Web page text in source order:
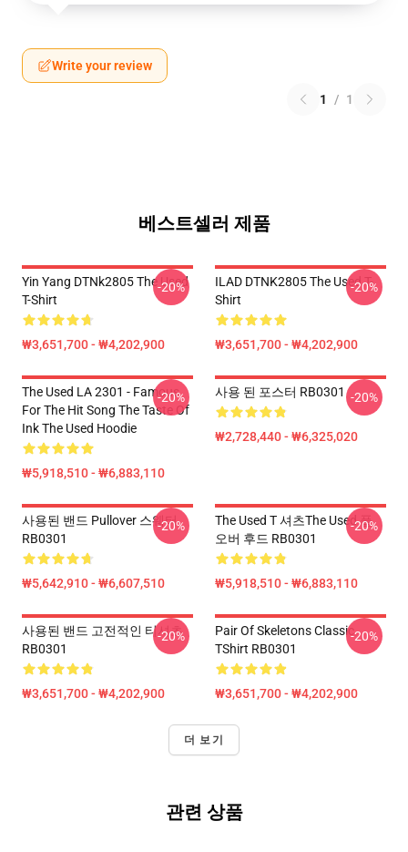
Write your review
1 / 1
베스트셀러 제품
Yin Yang DTNk2805 The Used
T-Shirt
₩3,651,700 - ₩4,202,900
-20%
ILAD DTNK2805 The Used T-
Shirt
₩3,651,700 - ₩4,202,900
-20%
The Used LA 2301 - Famous
For The Hit Song The Taste Of
Ink The Used Hoodie
₩5,918,510 - ₩6,883,110
-20% 사용 된 포스터 RB0301
₩2,728,440 - ₩6,325,020
-20%
사용된 밴드 Pullover 스웨터
RB0301
₩5,642,910 - ₩6,607,510
-20%
The Used T 셔츠the Used 풀
오버 후드 RB0301
₩5,918,510 - ₩6,883,110
-20%
사용된 밴드 고전적인 티셔츠
RB0301
₩3,651,700 - ₩4,202,900
-20%
Pair Of Skeletons Classic
TShirt RB0301
₩3,651,700 - ₩4,202,900
-20%
더 보기
관련 상품